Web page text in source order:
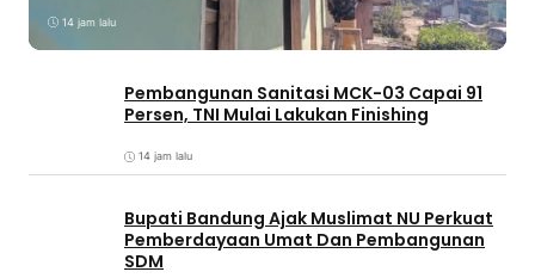
14 jam lalu
Pembangunan Sanitasi MCK-03 Capai 91
Persen, TNI Mulai Lakukan Finishing
14 jam lalu
Bupati Bandung Ajak Muslimat NU Perkuat
Pemberdayaan Umat Dan Pembangunan
SDM